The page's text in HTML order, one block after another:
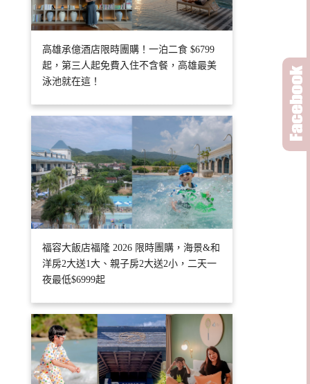
高雄承億酒店限時團購！一泊二食 $6799
起，第三人起免費入住不含餐，高雄最美
泳池就在這！
福容大飯店福隆 2026 限時團購，海景&和
洋房2大送1大、親子房2大送2小，二天一
夜最低$6999起